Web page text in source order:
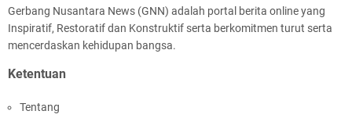
Gerbang Nusantara News (GNN) adalah portal berita online yang
Inspiratif, Restoratif dan Konstruktif serta berkomitmen turut serta
mencerdaskan kehidupan bangsa.
Ketentuan
Tentang